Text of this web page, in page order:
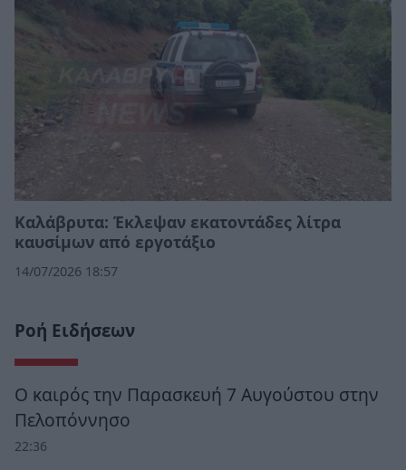
Καλάβρυτα: Έκλεψαν εκατοντάδες λίτρα
καυσίμων από εργοτάξιο
14/07/2026 18:57
Ροή Ειδήσεων
Ο καιρός την Παρασκευή 7 Αυγούστου στην
Πελοπόννησο
22:36